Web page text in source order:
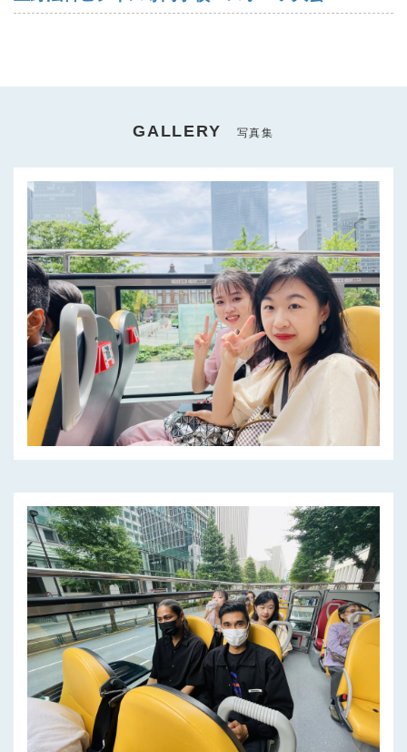
GALLERY 写真集